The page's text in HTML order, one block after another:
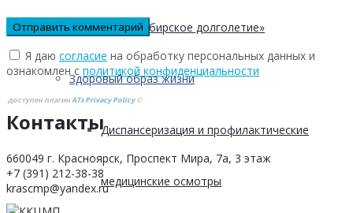
Клуб «Сибирское долголетие»
Здоровый образ жизни
Диспансеризация и профилактические
медицинские осмотры
Я даю согласие на обработку персональных данных и
ознакомлен с политикой конфиденциальности
доступен плагинATs Privacy Policy©
Контакты
660049 г. Красноярск, Проспект Мира, 7а, 3 этаж
+7 (391) 212-38-38
krascmp@yandex.ru